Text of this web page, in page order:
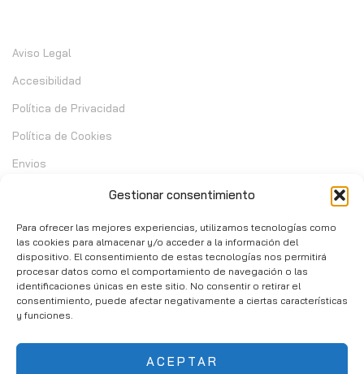
Gestionar consentimiento
Para ofrecer las mejores experiencias, utilizamos tecnologías como
las cookies para almacenar y/o acceder a la información del
dispositivo. El consentimiento de estas tecnologías nos permitirá
procesar datos como el comportamiento de navegación o las
identificaciones únicas en este sitio. No consentir o retirar el
consentimiento, puede afectar negativamente a ciertas características
y funciones.
ACEPTAR
Aviso Legal
Accesibilidad
Política de Privacidad
Política de Cookies
Envios
Contacto
C/ Telera de Cortijo Chico 14 - Mijas 29651
info@consumibleshop.es